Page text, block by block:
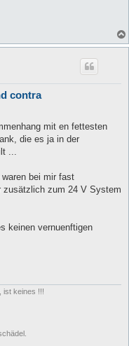
contra
mit en fettesten
die es ja in der
...
bei mir fast
zum 24 V System
keinen vernuenftigen
ist keines !!!